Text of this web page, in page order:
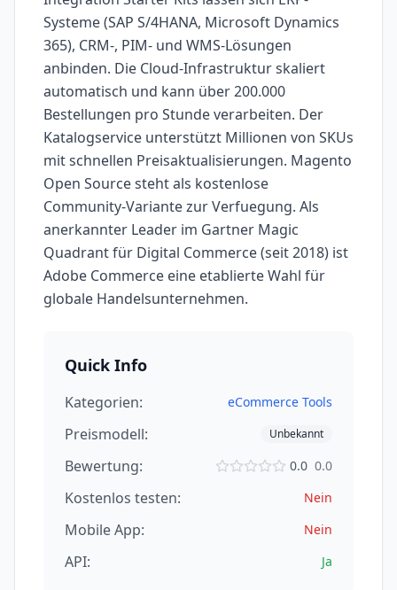
Systeme (SAP S/4HANA, Microsoft Dynamics
365), CRM-, PIM- und WMS-Lösungen
anbinden. Die Cloud-Infrastruktur skaliert
automatisch und kann über 200.000
Bestellungen pro Stunde verarbeiten. Der
Katalogservice unterstützt Millionen von SKUs
mit schnellen Preisaktualisierungen. Magento
Open Source steht als kostenlose
Community-Variante zur Verfuegung. Als
anerkannter Leader im Gartner Magic
Quadrant für Digital Commerce (seit 2018) ist
Adobe Commerce eine etablierte Wahl für
globale Handelsunternehmen.
Quick Info
Kategorien: eCommerce Tools
Preismodell: Unbekannt
Bewertung: 0.0 0.0
Kostenlos testen: Nein
Mobile App: Nein
API: Ja